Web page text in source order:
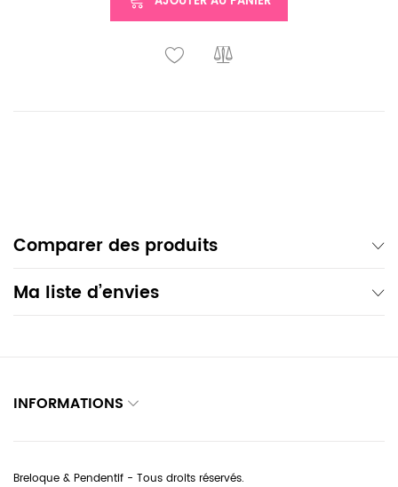
Comparer des produits
Ma liste d’envies
INFORMATIONS
Breloque & Pendentif - Tous droits réservés.